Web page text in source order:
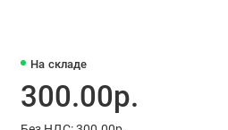
На складе
300.00р.